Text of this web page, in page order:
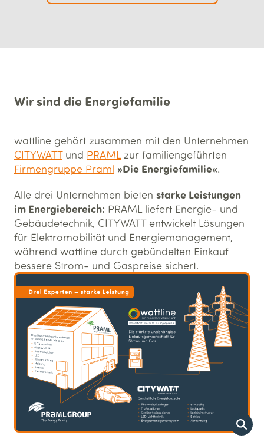
Wir sind die Energiefamilie
wattline gehört zusammen mit den Unternehmen
CITYWATTund PRAML zur familiengeführten
Firmengruppe Praml »Die Energiefamilie«.
Alle drei Unternehmen bieten starke Leistungen
im Energiebereich: PRAML liefert Energie- und
Gebäudetechnik, CITYWATT entwickelt Lösungen
für Elektromobilität und Energiemanagement,
während wattline durch gebündelten Einkauf
bessere Strom- und Gaspreise sichert.